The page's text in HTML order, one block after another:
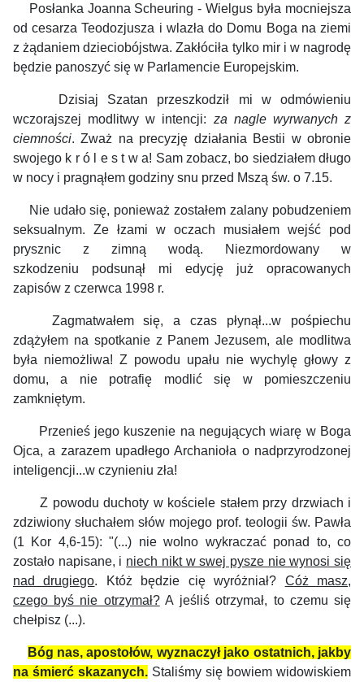
Posłanka Joanna Scheuring - Wielgus była mocniejsza
od cesarza Teodozjusza i wlazła do Domu Boga na ziemi
z żądaniem dzieciobójstwa. Zakłóciła tylko mir i w nagrodę
będzie panoszyć się w Parlamencie Europejskim.
Dzisiaj Szatan przeszkodził mi w odmówieniu
wczorajszej modlitwy w intencji: za nagle wyrwanych z
ciemności. Zważ na precyzję działania Bestii w obronie
swojego k r ó l e s t w a! Sam zobacz, bo siedziałem długo
w nocy i pragnąłem godziny snu przed Mszą św. o 7.15.
Nie udało się, ponieważ zostałem zalany pobudzeniem
seksualnym. Ze łzami w oczach musiałem wejść pod
prysznic z zimną wodą. Niezmordowany w
szkodzeniu podsunął mi edycję już opracowanych
zapisów z czerwca 1998 r.
Zagmatwałem się, a czas płynął...w pośpiechu
zdążyłem na spotkanie z Panem Jezusem, ale modlitwa
była niemożliwa! Z powodu upału nie wychylę głowy z
domu, a nie potrafię modlić się w pomieszczeniu
zamkniętym.
Przenieś jego kuszenie na negujących wiarę w Boga
Ojca, a zarazem upadłego Archanioła o nadprzyrodzonej
inteligencji...w czynieniu zła!
Z powodu duchoty w kościele stałem przy drzwiach i
zdziwiony słuchałem słów mojego prof. teologii św. Pawła
(1 Kor 4,6-15): "(...) nie wolno wykraczać ponad to, co
zostało napisane, i niech nikt w swej pysze nie wynosi się
nad drugiego. Któż będzie cię wyróżniał? Cóż masz,
czego byś nie otrzymał?A jeśliś otrzymał, to czemu się
chełpisz (...).
Bóg nas, apostołów, wyznaczył jako ostatnich, jakby
na śmierć skazanych. Staliśmy się bowiem widowiskiem